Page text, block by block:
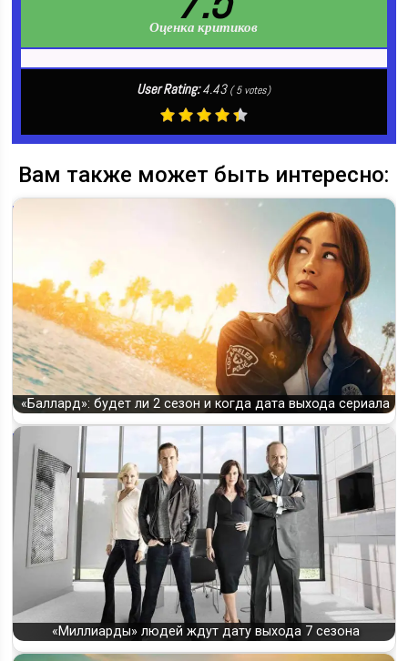
Оценка критиков
User Rating:4.43 (5votes)
Вам также может быть интересно:
«Баллард»: будет ли 2 сезон и когда дата выхода сериала
«Миллиарды» людей ждут дату выхода 7 сезона